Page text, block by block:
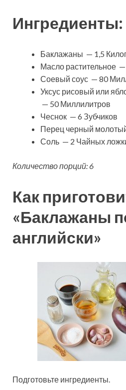
Ингредиенты:
Баклажаны — 1,5
Масло растительное
Соевый соус — 80
Уксус рисовый или
— 50 Миллилитров
Чеснок — 6 Зубчиков
Перец черный
Соль — 2 Чайных
Количество порций: 6
Как
«Баклажаны
английски»
Подготовьте ингредиенты.